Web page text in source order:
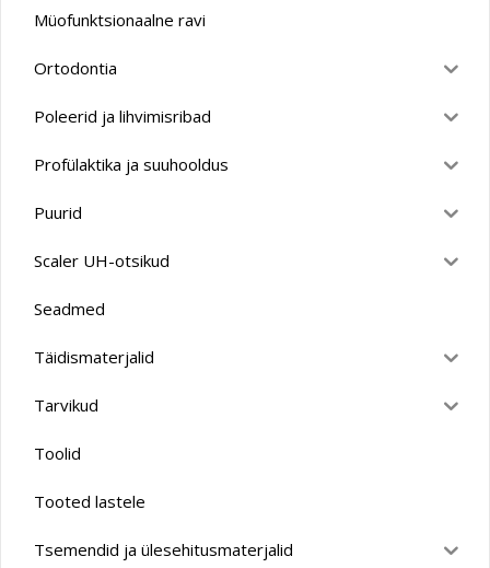
Müofunktsionaalne ravi
Ortodontia
Poleerid ja lihvimisribad
Profülaktika ja suuhooldus
Puurid
Scaler UH-otsikud
Seadmed
Täidismaterjalid
Tarvikud
Toolid
Tooted lastele
Tsemendid ja ülesehitusmaterjalid